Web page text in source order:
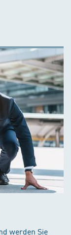
werden Sie